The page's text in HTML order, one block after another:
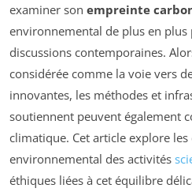
examiner son empreinte
environnemental de plus en plus
discussions contemporaines.
considérée comme la voie vers
innovantes, les méthodes et
soutiennent peuvent également
climatique. Cet article explore les
environnemental des activités
éthiques liées à cet équilibre